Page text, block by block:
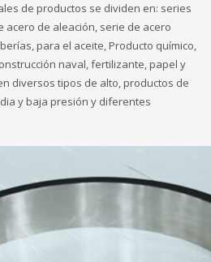
de productos se dividen en: series
acero de aleación, serie de acero
para el aceite, Producto químico,
naval, fertilizante, papel y
diversos tipos de alto, productos de
y baja presión y diferentes